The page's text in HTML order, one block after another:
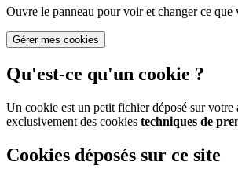
Ouvre le panneau pour voir et changer ce que
Gérer mes cookies
Qu'est-ce qu'un cookie ?
Un cookie est un petit fichier déposé sur
exclusivement des cookies techniques de
Cookies déposés sur ce site